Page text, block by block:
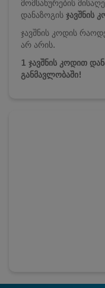
მომსახურების
დანაზოგის ჯავშნის
ჯავშნის კოდის
არ არის.
1 ჯავშნის კოდით
განმავლობაში!